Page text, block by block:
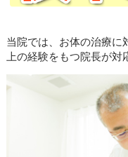
当院では、お体の治療に
上の経験をもつ院長が対